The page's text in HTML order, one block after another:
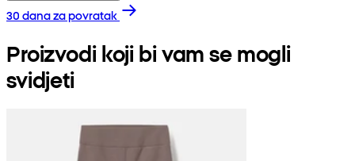
30 dana za povratak
Proizvodi koji bi vam se mogli
svidjeti